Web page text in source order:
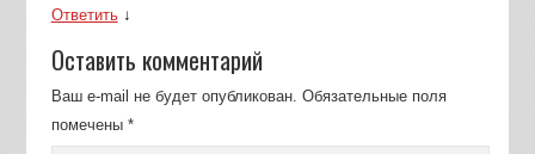
Ответить ↓
Оставить комментарий
Ваш e-mail не будет опубликован. Обязательные поля
помечены *